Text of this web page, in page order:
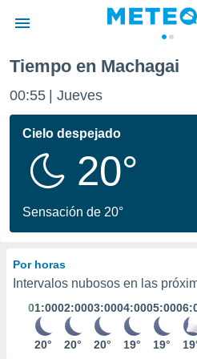
de
ha sido
calidad.
a este
las
y
digital
basada
Tiempo en Machagai
00:55 Jueves
Cielo despejado
20°
Sensación de 20°
Por horas
Intervalos nubosos en las
01:00
20°
02:00
20°
03:00
20°
04:00
19°
05:00
19°